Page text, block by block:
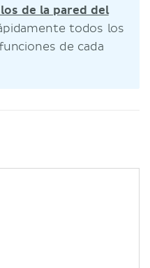
de la pared del
todos los
de cada